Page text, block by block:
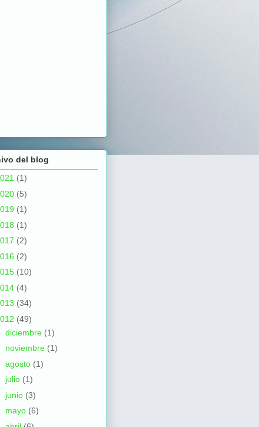
del blog
(1)
(5)
(1)
(1)
(2)
(2)
(10)
(4)
(34)
(49)
diciembre (1)
noviembre (1)
agosto (1)
julio (1)
junio (3)
mayo (6)